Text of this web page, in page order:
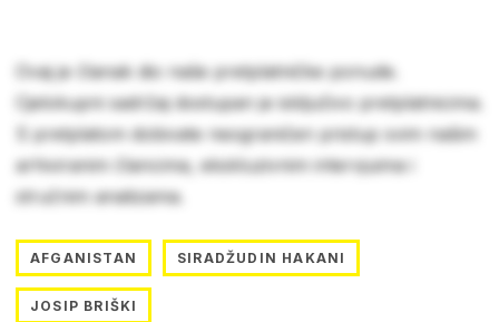
Ovaj je članak dio naše pretplatničke ponude.
Cjelokupni sadržaj dostupan je isključivo pretplatnicima.
S pretplatom dobivate neograničen pristup svim našim
arhiviranim člancima, ekskluzivnim intervjuima i
stručnim analizama.
AFGANISTAN SIRADŽUDIN HAKANI
JOSIP BRIŠKI